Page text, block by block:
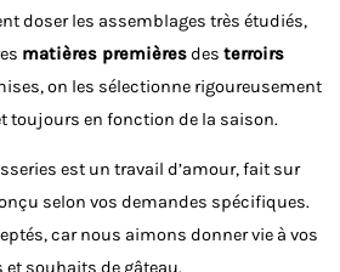
doser les assemblages très étudiés,
matières premièresdes terroirs
on les sélectionne rigoureusement
toujours en fonction de la saison.
est un travail d’amour, fait sur
selon vos demandes spécifiques.
car nous aimons donner vie à vos